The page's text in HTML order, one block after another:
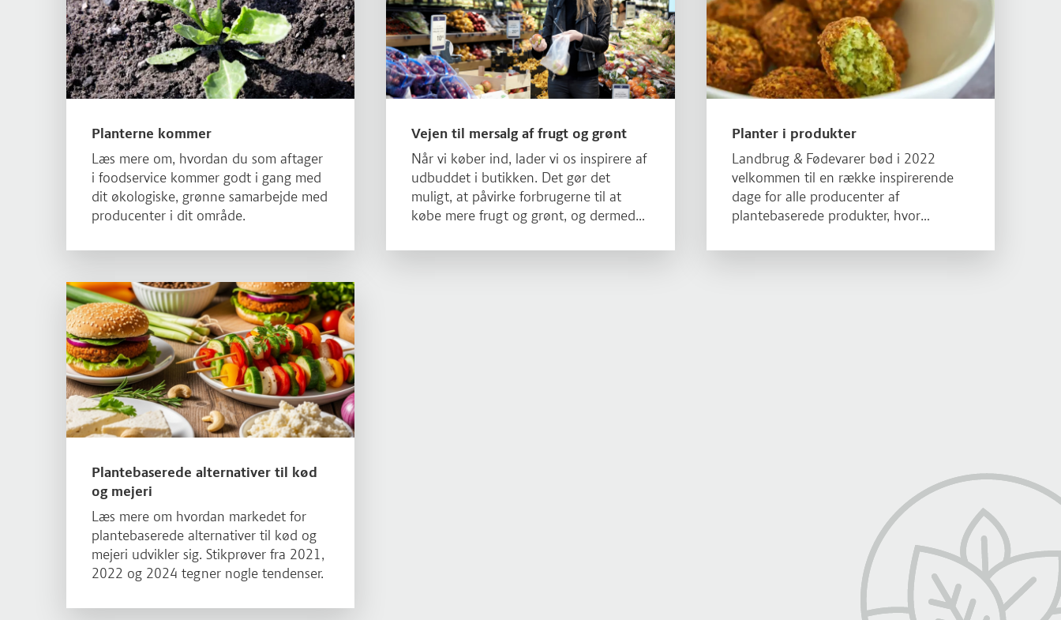
Planterne kommer
Læs mere om, hvordan du som aftager
i foodservice kommer godt i gang med
dit økologiske, grønne samarbejde med
producenter i dit område.
Vejen til mersalg af frugt og grønt
Når vi køber ind, lader vi os inspirere af
udbuddet i butikken. Det gør det
muligt, at påvirke forbrugerne til at
købe mere frugt og grønt, og dermed
måltider.
Planter i produkter
Landbrug & Fødevarer bød i 2022
velkommen til en række inspirerende
dage for alle producenter af
plantebaserede produkter, hvor
sourcing af økologiske råvarer,
Læs mere om Plantebaserede alternativer til kød og mejeri
Plantebaserede alternativer til kød
og mejeri
Læs mere om hvordan markedet for
plantebaserede alternativer til kød og
mejeri udvikler sig. Stikprøver fra 2021,
2022 og 2024 tegner nogle tendenser.